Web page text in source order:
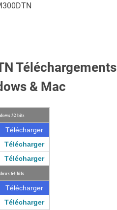
Téléchargements
& Mac
32 bits
Télécharger
Télécharger
Télécharger
64 bits
Télécharger
Télécharger